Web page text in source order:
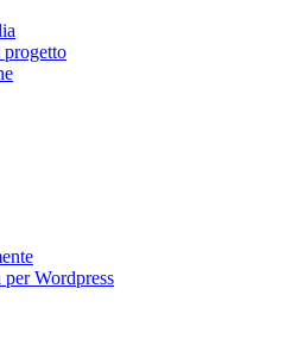
Wordpress